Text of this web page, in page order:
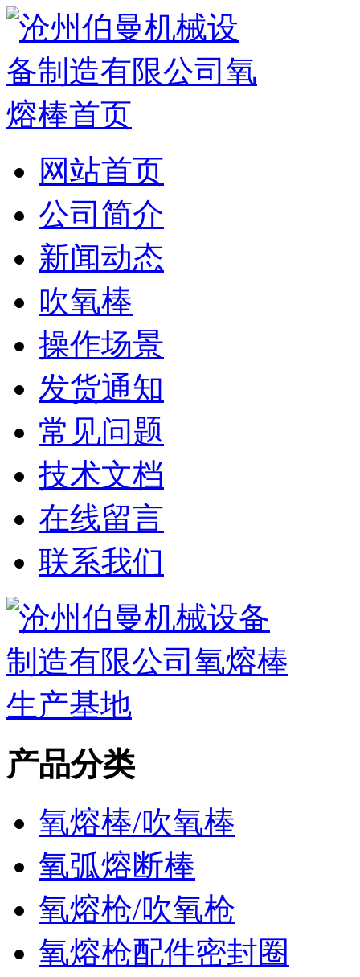
网站首页
公司简介
新闻动态
吹氧棒
操作场景
发货通知
常见问题
技术文档
在线留言
联系我们
产品分类
氧熔棒/吹氧棒
氧弧熔断棒
氧熔枪/吹氧枪
氧熔枪配件密封圈